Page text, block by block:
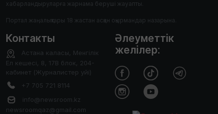
хабарландыруларға жарнама беруші жауапты.
Портал жаңалықтары 18 жастан асқан оқырмандар назарына.
Контакты
Астана каласы, Менгілік
Ел кешесі, 8, 17В блок, 204-
кабинет (Журналистер уйі)
+7 705 721 8114
info@newsroom.kz
newsroomqaz@gmail.com
Әлеуметтік
желілер: